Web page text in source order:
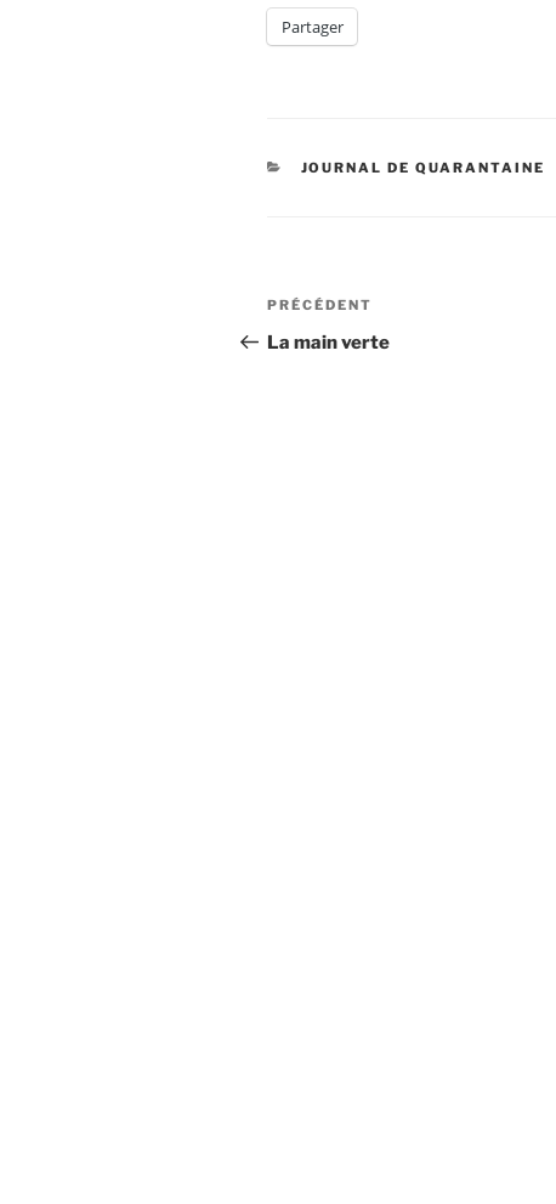
Partager
CATÉGORIES
JOURNAL DE QUARANTAINE
Navigation
de
Article
précédent
PRÉCÉDENT
La main verte